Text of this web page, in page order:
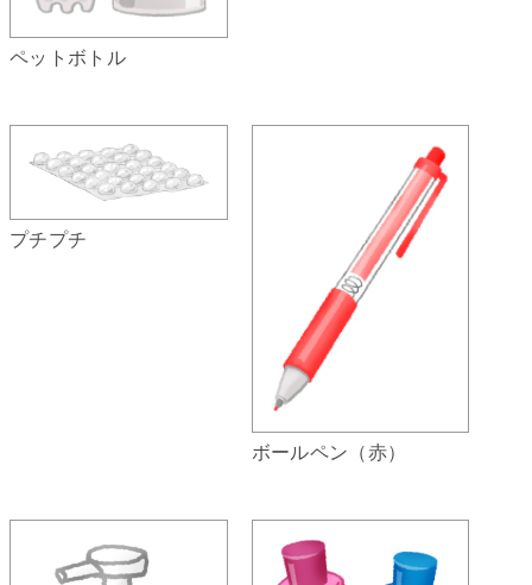
ペットボトル
プチプチ
ボールペン（赤）